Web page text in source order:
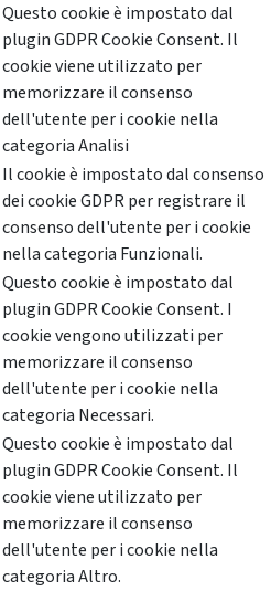
Questo cookie è impostato dal
plugin GDPR Cookie Consent. Il
cookie viene utilizzato per
memorizzare il consenso
dell'utente per i cookie nella
categoria Analisi
Il cookie è impostato dal consenso
dei cookie GDPR per registrare il
consenso dell'utente per i cookie
nella categoria Funzionali.
Questo cookie è impostato dal
plugin GDPR Cookie Consent. I
cookie vengono utilizzati per
memorizzare il consenso
dell'utente per i cookie nella
categoria Necessari.
Questo cookie è impostato dal
plugin GDPR Cookie Consent. Il
cookie viene utilizzato per
memorizzare il consenso
dell'utente per i cookie nella
categoria Altro.